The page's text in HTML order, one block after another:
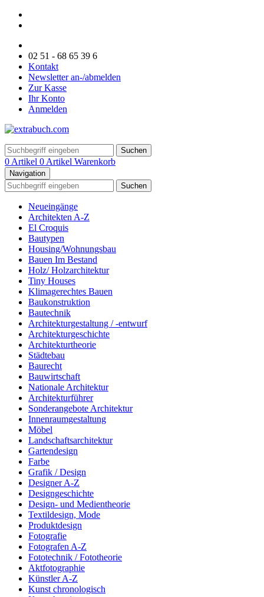
02 51 - 68 65 39 6
Kontakt
Newsletter an-/abmelden
Zur Kasse
Ihr Konto
Anmelden
Suchen
0 Artikel 0 Artikel Warenkorb
Navigation
Suchen
Neueingänge
Architekten A-Z
El Croquis
Bautypen
Housing/Wohnungsbau
Bauen Im Bestand
Holz/ Holzarchitektur
Tiny Houses
Klimagerechtes Bauen
Baukonstruktion
Bautechnik
Architekturgestaltung / -entwurf
Architekturgeschichte
Architekturtheorie
Städtebau
Baurecht
Bauwirtschaft
Nationale Architektur
Architekturführer
Sonderangebote Architektur
Innenraumgestaltung
Möbel
Landschaftsarchitektur
Gartendesign
Farbe
Grafik / Design
Designer A-Z
Designgeschichte
Design- und Medientheorie
Textildesign, Mode
Produktdesign
Fotografie
Fotografen A-Z
Fototechnik / Fototheorie
Aktfotographie
Künstler A-Z
Kunst chronologisch